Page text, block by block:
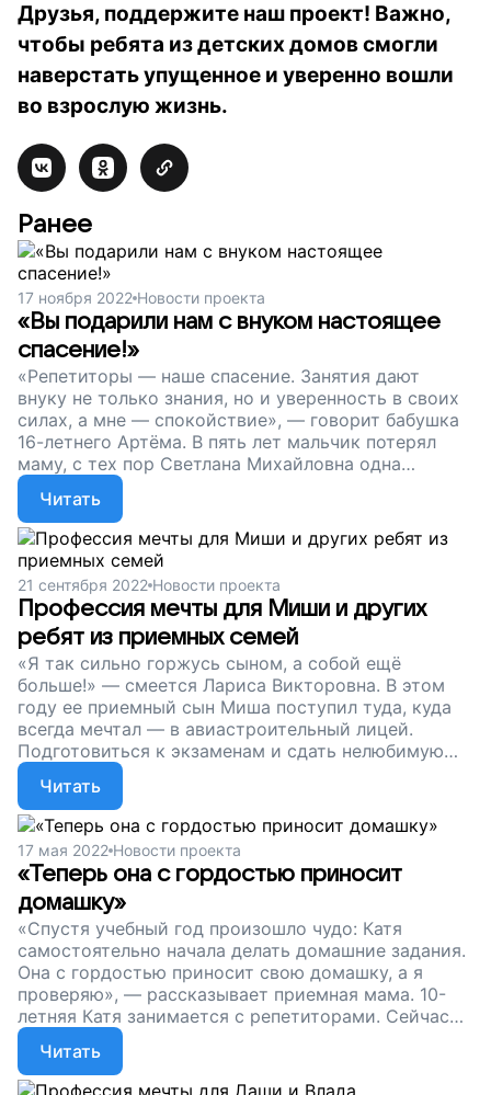
Друзья, поддержите наш проект! Важно,
чтобы ребята из детских домов смогли
наверстать упущенное и уверенно вошли
во взрослую жизнь.
Ранее
17 ноября 2022 Новости проекта
«Вы подарили нам с внуком настоящее
спасение!»
«Репетиторы — наше спасение. Занятия дают
внуку не только знания, но и уверенность в своих
силах, а мне — спокойствие», — говорит бабушка
16-летнего Артёма. В пять лет мальчик потерял
маму, с тех пор Светлана Михайловна одна
воспитывает парня. Среди наших подопечных есть
несколько таких семей, и мы делаем все, чтобы их
поддержать. Друзья, сейчас наш сбор
продолжается. С вашей помощью 39 ребят, чье
детство порой складывается непросто,
занимаются с репетиторами, восполняя пробелы в
знаниях. Давайте не будем останавливаться. Пусть
дети успешно окончат школу и уверенно
посмотрят в будущее!
Читать
21 сентября 2022 Новости проекта
Профессия мечты для Миши и других
ребят из приемных семей
«Я так сильно горжусь сыном, а собой ещё
больше!» — смеется Лариса Викторовна. В этом
году ее приемный сын Миша поступил туда, куда
всегда мечтал — в авиастроительный лицей.
Подготовиться к экзаменам и сдать нелюбимую
математику ему помогли репетиторы «Солнечного
города». 14 наших подопечных поступили в
колледжи, а трое выпускников — в университеты.
Этой осенью на дополнительные занятия начнут
ходить еще 36 ребят из приемных семей. Друзья,
поддержите наш проект! Пусть чья-то мечта стать
архитектором или экономистом исполнится
благодаря вам.
Читать
17 мая 2022 Новости проекта
«Теперь она с гордостью приносит
домашку»
«Спустя учебный год произошло чудо: Катя
самостоятельно начала делать домашние задания.
Она с гордостью приносит свою домашку, а я
проверяю», — рассказывает приемная мама. 10-
летняя Катя занимается с репетиторами. Сейчас
наш проект помогает 32 приемным семьям.
Друзья, спасибо, что поддерживаете нас. Давайте
подарим приемным ребятам счастливое будущее!
Читать